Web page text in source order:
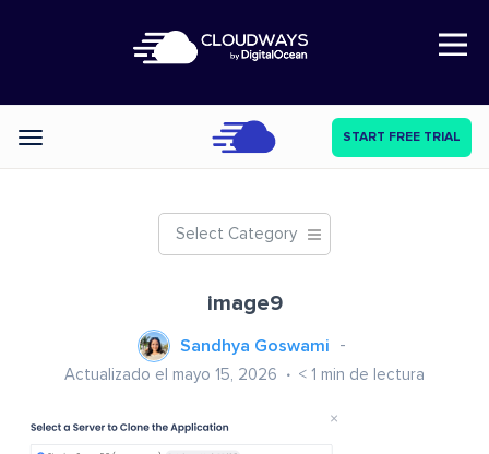
Open Nav
Categories START FREE TRIAL
Select Category
image9
Sandhya Goswami
Actualizado el mayo 15, 2026 < 1 min de lectura